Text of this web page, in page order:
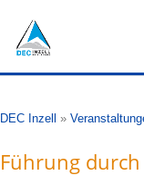
DEC Inzell »
Führung